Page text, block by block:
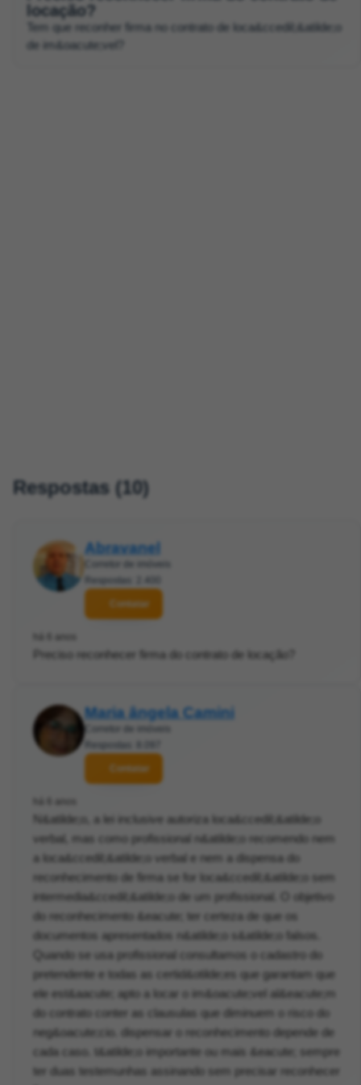
locação?
Tem que reconher firma no contrato de loca&ccedil;&atilde;o
de im&oacute;vel?
Respostas (10)
Abravanel
Contatar
Preciso reconhecer firma do contrato de locação?
Maria ângela Camini
Contatar
N&atilde;o, a lei inclusive autoriza loca&ccedil;&atilde;o
verbal, mas como profissional n&atilde;o recomendo nem
a loca&ccedil;&atilde;o verbal e nem a dispensa do
reconhecimento de firma se for loca&ccedil;&atilde;o sem
intermedia&ccedil;&atilde;o de um profissional. O objetivo
do reconhecimento &eacute; ter certeza de que os
documentos apresentados n&atilde;o s&atilde;o falsos.
Quando se usa profissional consultamos o cadastro do
pretendente e todas as certid&otilde;es que garantam que
ele est&aacute; apto a locar o im&oacute;vel al&eacute;m
do contrato conter as clausulas que diminuem o risco do
neg&oacute;cio. dispensar o reconhecimento depende de
cada caso. t&atilde;o importante ou mais &eacute; sempre
ter duas testemunhas assinando sem precisar reconhecer